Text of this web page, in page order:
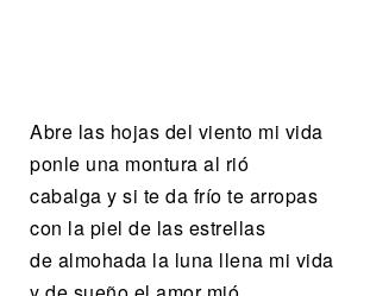
Abre las hojas del viento mi vida
ponle una montura al rió
cabalga y si te da frío te arropas
con la piel de las estrellas
de almohada la luna llena mi vida